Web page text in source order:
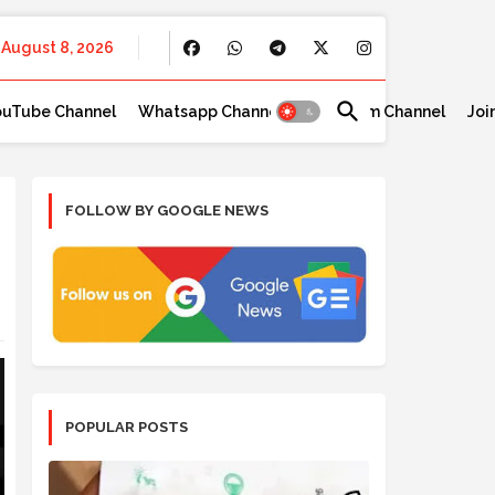
August 8, 2026
Channel Whatsapp Channel Telegram Channel
FOLLOW BY GOOGLE NEWS
POPULAR POSTS